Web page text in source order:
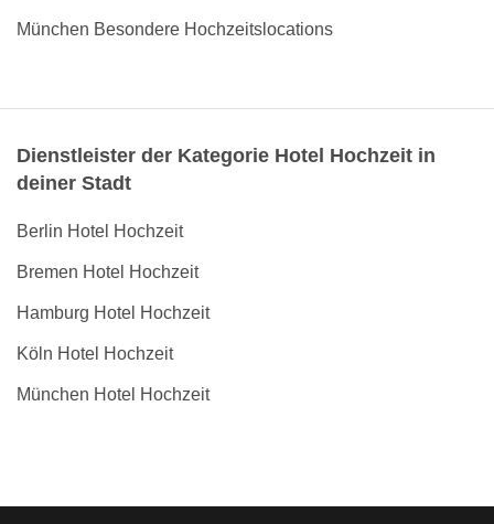
München Besondere Hochzeitslocations
Dienstleister der Kategorie Hotel Hochzeit in
deiner Stadt
Berlin Hotel Hochzeit
Bremen Hotel Hochzeit
Hamburg Hotel Hochzeit
Köln Hotel Hochzeit
München Hotel Hochzeit